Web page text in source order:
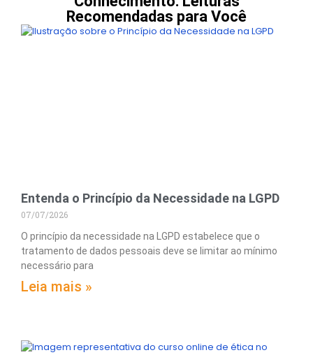
Recomendadas para Você
Entenda o Princípio da Necessidade na LGPD
07/07/2026
O princípio da necessidade na LGPD estabelece que o
tratamento de dados pessoais deve se limitar ao mínimo
necessário para
Leia mais »